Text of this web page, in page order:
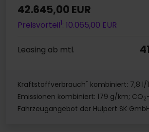
42.645,00 EUR
Preisvorteil1: 10.065,00 EUR
Leasing ab mtl.
Kraftstoffverbrauch* kombiniert: 7,8 l/
Emissionen kombiniert: 179 g/km; CO2
Fahrzeugangebot der Hülpert SK